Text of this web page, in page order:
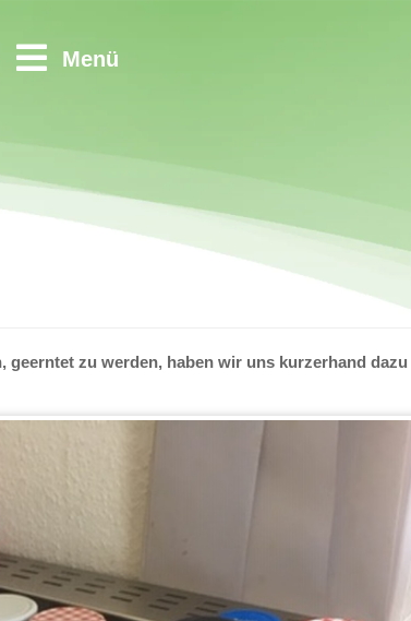
Menü
zu werden, haben wir uns kurzerhand